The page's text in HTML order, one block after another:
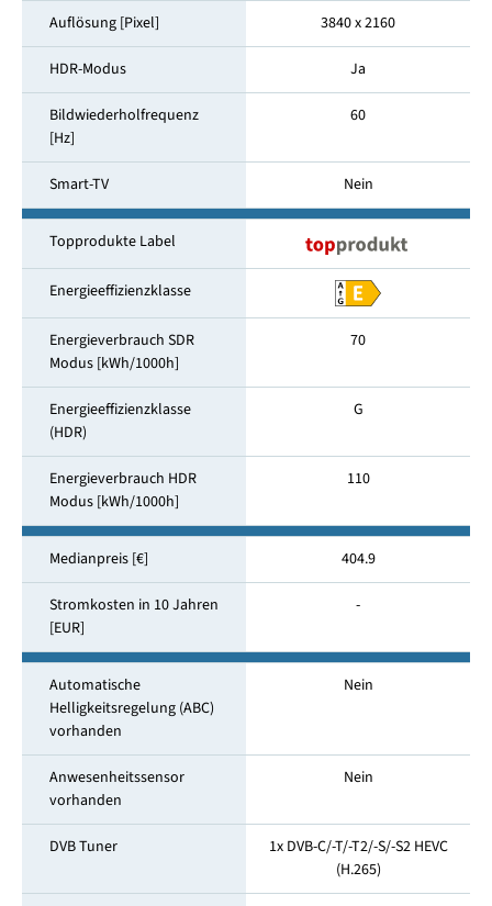
Auflösung [Pixel] 3840 x 2160
HDR-Modus Ja
Bildwiederholfrequenz
[Hz]
60
Smart-TV Nein
Topprodukte Label
Energieeffizienzklasse
Energieverbrauch SDR
Modus [kWh/1000h]
70
Energieeffizienzklasse
(HDR)
G
Energieverbrauch HDR
Modus [kWh/1000h]
110
Medianpreis [€] 404.9
Stromkosten in 10 Jahren
[EUR]
-
Automatische
Helligkeitsregelung (ABC)
vorhanden
Nein
Anwesenheitssensor
vorhanden
Nein
DVB Tuner
1x DVB-C/-T/-T2/-S/-S2 HEVC
(H.265)